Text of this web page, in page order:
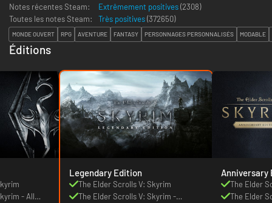
Notes récentes Steam:
Extrêmement positives(2308)
Toutes les notes Steam:
Très positives(372650)
MONDE OUVERT RPG AVENTURE FANTASY PERSONNAGES PERSONNALISÉS MODABLE
Éditions
- All
Legendary Edition
The Elder Scrolls V: Skyrim
The Elder Scrolls V: Skyrim -
Anniversary
The Elder
Edition
The Elder